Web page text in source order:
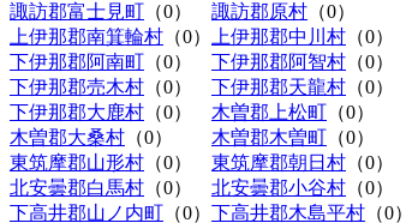
諏訪郡富士見町 （0） 諏訪郡原村 （0）
上伊那郡南箕輪村 （0） 上伊那郡中川村 （0）
下伊那郡阿南町 （0） 下伊那郡阿智村 （0）
下伊那郡売木村 （0） 下伊那郡天龍村 （0）
下伊那郡大鹿村 （0） 木曽郡上松町 （0）
木曽郡大桑村 （0） 木曽郡木曽町 （0）
東筑摩郡山形村 （0） 東筑摩郡朝日村 （0）
北安曇郡白馬村 （0） 北安曇郡小谷村 （0）
下高井郡山ノ内町 （0） 下高井郡木島平村 （0）